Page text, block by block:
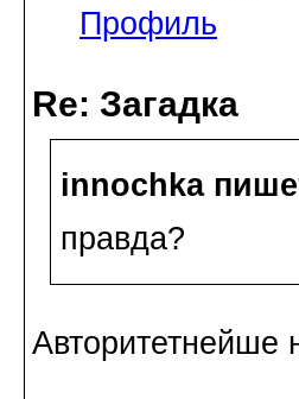
Профиль
Re: Загадка
innochka
правда?
Авторитетнейше